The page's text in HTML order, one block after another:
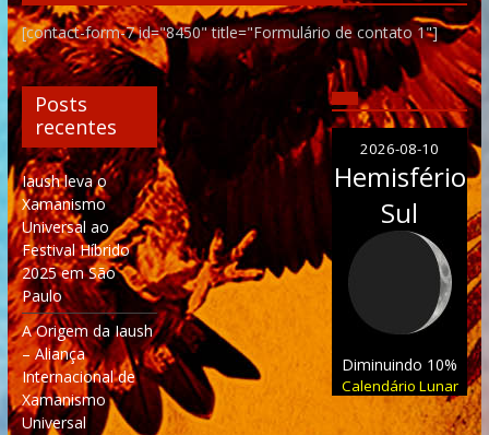
[contact-form-7 id="8450" title="Formulário de contato 1"]
Posts
recentes
Iaush leva o
Xamanismo
Universal ao
Festival Híbrido
2025 em São
Paulo
A Origem da Iaush
– Aliança
Internacional de
Xamanismo
Universal
2026-08-10
Hemisfério
Sul
Diminuindo 10%
Calendário Lunar